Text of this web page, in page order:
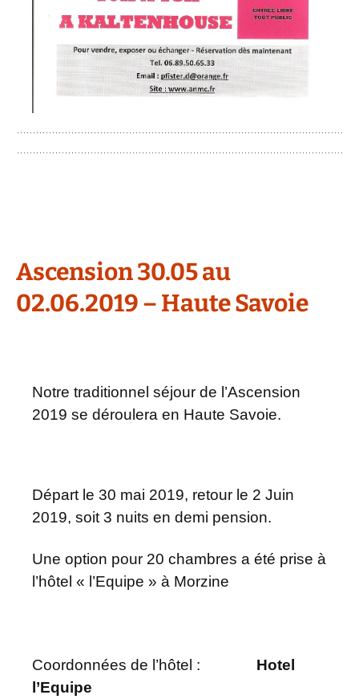
Ascension 30.05 au
02.06.2019 – Haute Savoie
Notre traditionnel séjour de l’Ascension
2019 se déroulera en Haute Savoie.
Départ le 30 mai 2019, retour le 2 Juin
2019, soit 3 nuits en demi pension.
Une option pour 20 chambres a été prise à
l’hôtel « l’Equipe » à Morzine
Coordonnées de l’hôtel : Hotel
l’Equipe